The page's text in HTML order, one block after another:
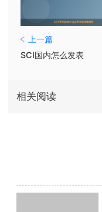
上一篇
SCI国内怎么发表
相关阅读